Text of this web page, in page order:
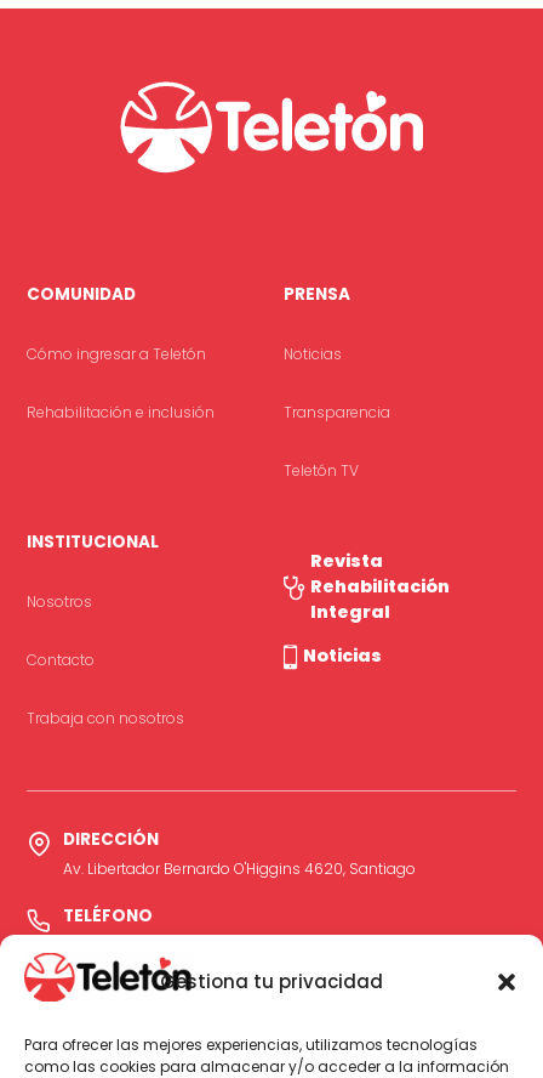
Gestiona tu privacidad
Para ofrecer las mejores experiencias, utilizamos tecnologías
como las cookies para almacenar y/o acceder a la información
COMUNIDAD
Cómo ingresar a Teletón
Rehabilitación e inclusión
PRENSA
Noticias
Transparencia
Teletón TV
INSTITUCIONAL
Nosotros
Contacto
Trabaja con nosotros
Revista
Rehabilitación
Integral
Noticias
DIRECCIÓN
Av. Libertador Bernardo O'Higgins 4620, Santiago
TELÉFONO
600 24500 03
Opción 1 → Servicio Orientación Médica Telefónica para
Opción 2 → Información general funcionamiento Institutos